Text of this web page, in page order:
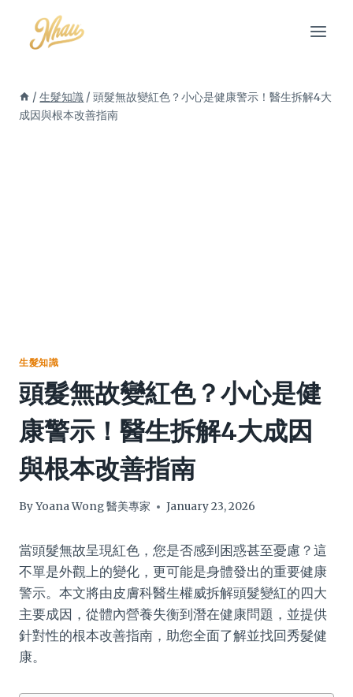
content
/ 生髮知識 / 頭髮無故變紅色？小心是健康警示！醫生拆解4大
成因與根本改善指南
生髮知識
頭髮無故變紅色？小心是健
康警示！醫生拆解4大成因
與根本改善指南
ByYoana Wong 醫美專家 January 23, 2026
當頭髮無故呈現紅色，您是否感到困惑甚至憂慮？這
不單是外觀上的變化，更可能是身體發出的重要健康
警示。本文將由皮膚科醫生權威拆解頭髮變紅的四大
主要成因，從體內營養失衡到潛在健康問題，並提供
針對性的根本改善指南，助您全面了解並找回秀髮健
康。